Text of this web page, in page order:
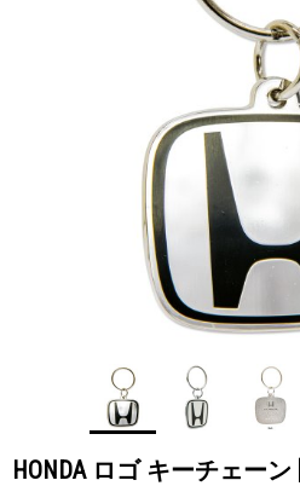
HONDA ロゴ キーチェーン